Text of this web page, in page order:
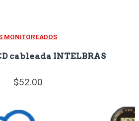
MONITOREADOS
cableada INTELBRAS
52.00